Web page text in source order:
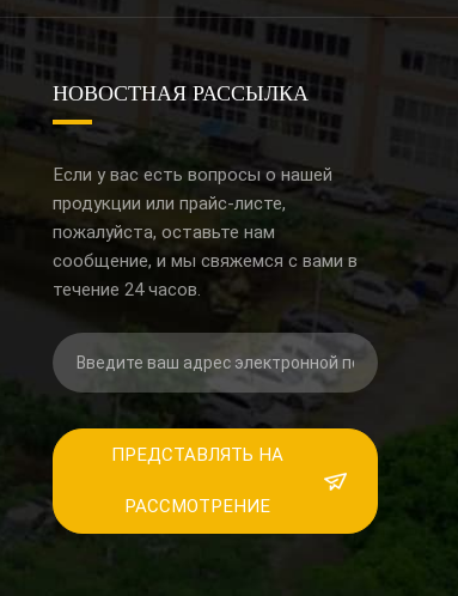
НОВОСТНАЯ РАССЫЛКА
Если у вас есть вопросы о нашей
продукции или прайс-листе,
пожалуйста, оставьте нам
сообщение, и мы свяжемся с вами в
течение 24 часов.
ПРЕДСТАВЛЯТЬ НА
РАССМОТРЕНИЕ